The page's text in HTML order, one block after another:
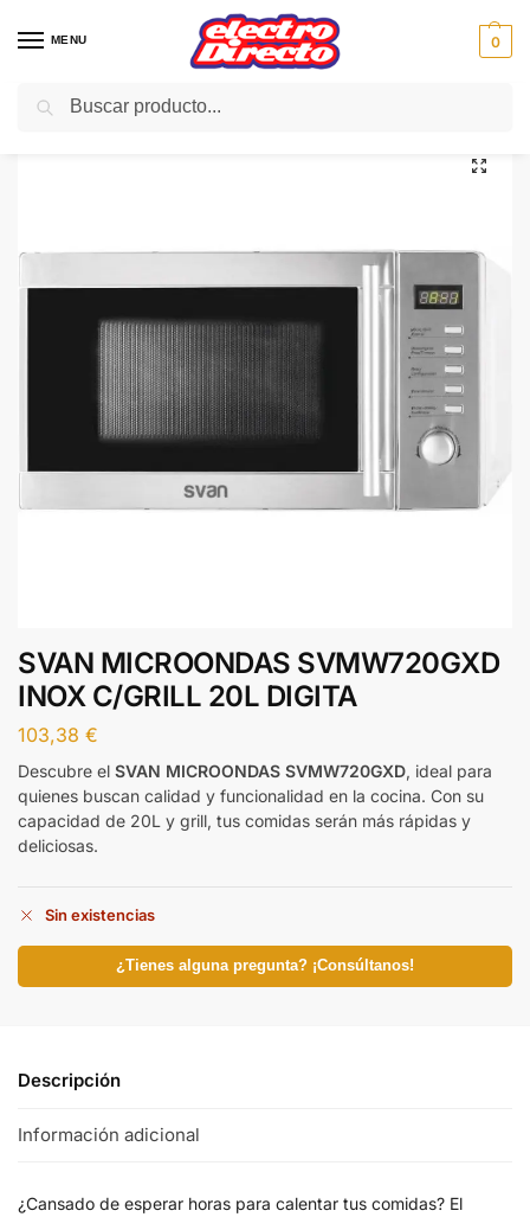
MENU 0
Inicio PAE / Cocina / Microondas
SVAN MICROONDAS SVMW720GXD
INOX C/GRILL 20L DIGITA
103,38 €
Descubre el SVAN MICROONDAS SVMW720GXD, ideal para
quienes buscan calidad y funcionalidad en la cocina. Con su
capacidad de 20L y grill, tus comidas serán más rápidas y
deliciosas.
Sin existencias
¿Tienes alguna pregunta? ¡Consúltanos!
Descripción
Información adicional
¿Cansado de esperar horas para calentar tus comidas? El